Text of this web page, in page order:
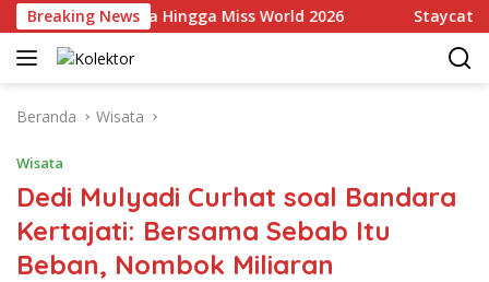
Langsung
ke
konten
Breaking News
Indonesia Hingga Miss World 2026 Staycation
Beranda Wisata
Wisata
Dedi Mulyadi Curhat soal Bandara
Kertajati: Bersama Sebab Itu
Beban, Nombok Miliaran